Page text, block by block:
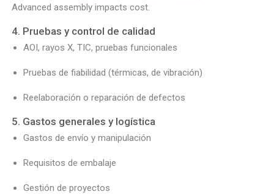
Advanced assembly impacts cost.
4. Pruebas y control de calidad
AOI, rayos X, TIC, pruebas funcionales
Pruebas de fiabilidad (térmicas, de vibración)
Reelaboración o reparación de defectos
5. Gastos generales y logística
Gastos de envío y manipulación
Requisitos de embalaje
Gestión de proyectos